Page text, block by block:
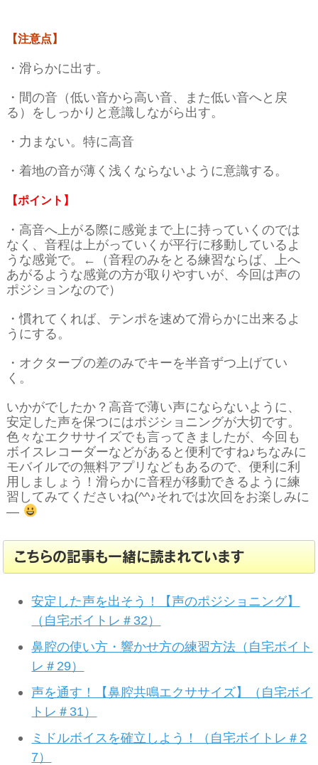
【注意点】
・滑らかに出す。
・間の音（低い音から高い音、また低い音へと戻
る）をしっかりと意識しながら出す。
・力まない。特に高音
・着地の音が薄く浅くならないように意識する。
【ポイント】
・高音へ上がる際に感覚まで上に持っていくのでは
なく、音程は上がっていくが平行に移動しているよ
うな感覚で。←（音程のみをとる練習ならば、上へ
あがるような感覚の方が取りやすいが、今回は声の
ポジションなので）
・慣れてくれば、テンポを速めて滑らかに出来るよ
うにする。
・オクターブの差のみでキーを半音ずつ上げてい
く。
いかがでしたか？高音で薄い声にならないように、
安定した声を保つにはポジショニングが大切です。
色々なエクササイズでも言ってきましたが、今回も
ボイスレコーダーなどがあると便利ですね♪ちなみに
モバイルでの無料アプリなどもあるので、便利に利
用しましょう！滑らかに音程が移動できるように練
習してみてくださいね(^^♪それでは次回をお楽しみに
―
こちらの記事も一緒に読まれています
安定した声を出そう！【声のポジショニング】
（自宅ボイトレ＃32）
鼻腔の使い方・響かせ方の練習方法（自宅ボイト
レ＃29）
声を通す！【鼻腔共鳴エクササイズ】（自宅ボイ
トレ＃31）
ミドルボイスを確立しよう！（自宅ボイトレ＃2
7）